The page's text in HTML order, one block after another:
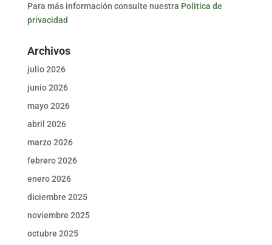
Para más información consulte nuestra Politica de
privacidad
Archivos
julio 2026
junio 2026
mayo 2026
abril 2026
marzo 2026
febrero 2026
enero 2026
diciembre 2025
noviembre 2025
octubre 2025